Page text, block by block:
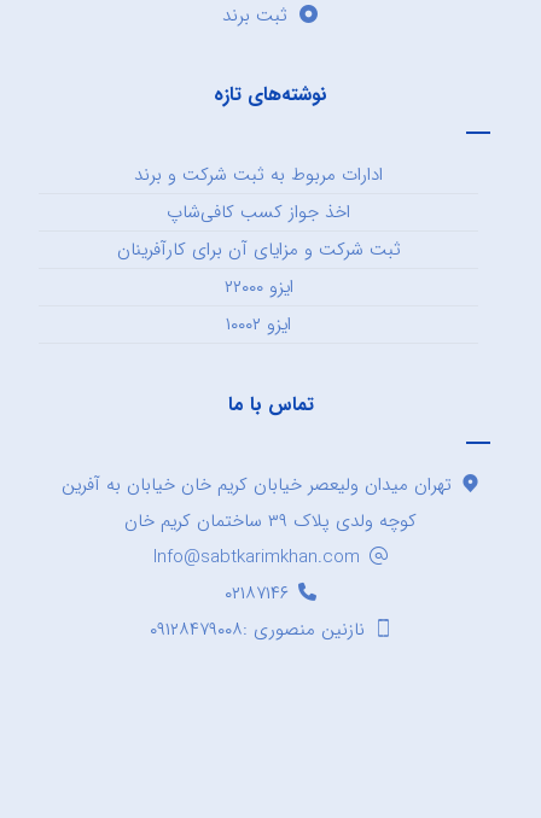
ثبت برند
نوشته‌های تازه
ادارات مربوط به ثبت شرکت و برند
اخذ جواز کسب کافی‌شاپ
ثبت شرکت و مزایای آن برای کارآفرینان
ایزو ۲۲۰۰۰
ایزو ۱۰۰۰۲
تماس با ما
تهران میدان ولیعصر خیابان کریم خان خیابان به آفرین
کوچه ولدی پلاک ۳۹ ساختمان کریم خان
Info@sabtkarimkhan.com
۰۲۱۸۷۱۴۶
نازنین منصوری :۰۹۱۲۸۴۷۹۰۰۸